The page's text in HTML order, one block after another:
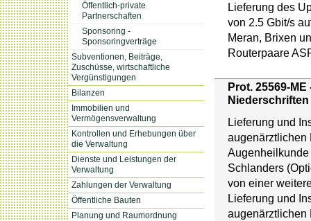
Öffentlich-private
Partnerschaften
Sponsoring -
Sponsoringverträge
Subventionen, Beiträge,
Zuschüsse, wirtschaftliche
Vergünstigungen
Bilanzen
Immobilien und
Vermögensverwaltung
Kontrollen und Erhebungen über
die Verwaltung
Dienste und Leistungen der
Verwaltung
Zahlungen der Verwaltung
Öffentliche Bauten
Planung und Raumordnung
Lieferung des
von 2.5 Gbit/s
Meran, Brixen
Routerpaare
Prot. 25569-
Niederschriften
Lieferung und
augenärztlichen
Schlanders
von einer
Lieferung und
augenärztlichen